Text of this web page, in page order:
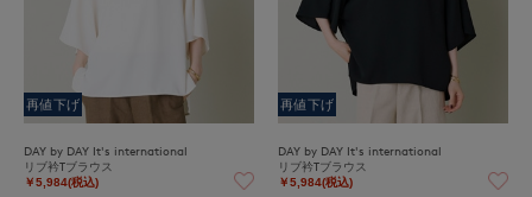
再値下げ
DAY by DAY It's international
リブ衿Tブラウス
￥5,984(税込)
再値下げ
DAY by DAY It's international
リブ衿Tブラウス
￥5,984(税込)